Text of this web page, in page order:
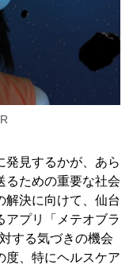
発見するかが、あら
るための重要な社会
解決に向けて、仙台
アプリ「メテオブラ
する気づきの機会
度、特にヘルスケア